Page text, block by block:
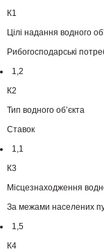
К1
Цілі надання водного
Рибогосподарські
1,2
К2
Тип водного об’єкта
Ставок
1,1
К3
Місцезнаходження
За межами населених
1,5
К4